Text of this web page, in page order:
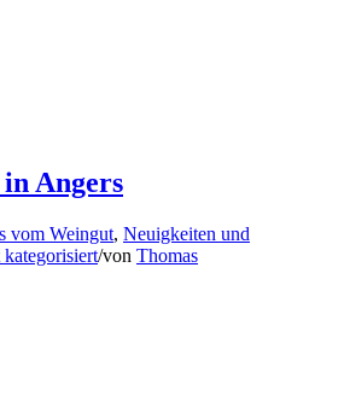
in Angers
vom Weingut, Neuigkeiten und
/von Thomas